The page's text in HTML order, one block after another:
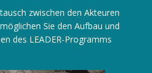
zwischen den Akteuren
Sie den Aufbau und
des LEADER-Programms